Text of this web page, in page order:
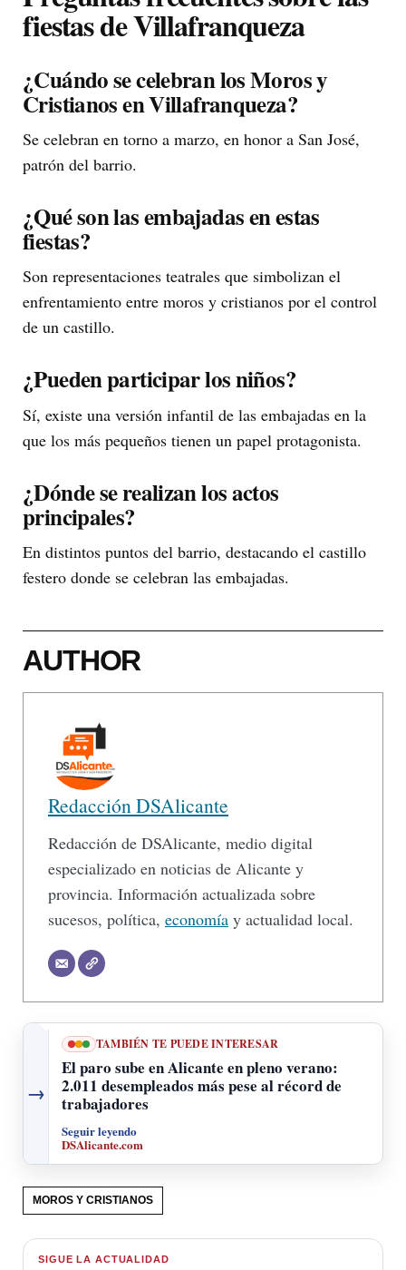
fiestas de Villafranqueza
¿Cuándo se celebran los Moros y
Cristianos en Villafranqueza?
Se celebran en torno a marzo, en honor a San José,
patrón del barrio.
¿Qué son las embajadas en estas
fiestas?
Son representaciones teatrales que simbolizan el
enfrentamiento entre moros y cristianos por el control
de un castillo.
¿Pueden participar los niños?
Sí, existe una versión infantil de las embajadas en la
que los más pequeños tienen un papel protagonista.
¿Dónde se realizan los actos
principales?
En distintos puntos del barrio, destacando el castillo
festero donde se celebran las embajadas.
AUTHOR
Redacción DSAlicante
Redacción de DSAlicante, medio digital
especializado en noticias de Alicante y
provincia. Información actualizada sobre
sucesos, política, economía y actualidad local.
→
TAMBIÉN TE PUEDE INTERESAR
El paro sube en Alicante en pleno verano:
2.011 desempleados más pese al récord de
trabajadores
Seguir leyendo
DSAlicante.com
MOROS Y CRISTIANOS
SIGUE LA ACTUALIDAD